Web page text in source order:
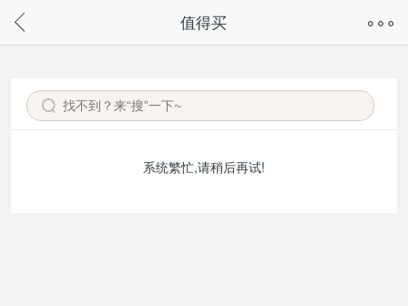
请通过微信或支付宝搜“奇兔客小程序”访问
值得买
系统繁忙,请稍后再试!